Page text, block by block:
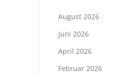
August 2026
Juni 2026
April 2026
Februar 2026